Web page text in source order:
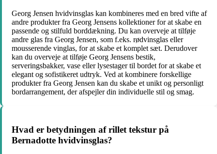
Georg Jensen hvidvinsglas kan kombineres med en bred vifte af
andre produkter fra Georg Jensens kollektioner for at skabe en
passende og stilfuld borddækning. Du kan overveje at tilføje
andre glas fra Georg Jensen, som f.eks. rødvinsglas eller
mousserende vinglas, for at skabe et komplet sæt. Derudover
kan du overveje at tilføje Georg Jensens bestik,
serveringsbakker, vase eller lysestager til bordet for at skabe et
elegant og sofistikeret udtryk. Ved at kombinere forskellige
produkter fra Georg Jensen kan du skabe et unikt og personligt
bordarrangement, der afspejler din individuelle stil og smag.
Hvad er betydningen af rillet tekstur på
Bernadotte hvidvinsglas?